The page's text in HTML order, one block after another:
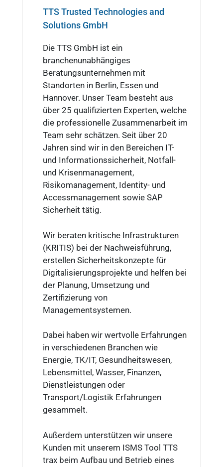
TTS Trusted Technologies and
Solutions GmbH
Die TTS GmbH ist ein
branchenunabhängiges
Beratungsunternehmen mit
Standorten in Berlin, Essen und
Hannover. Unser Team besteht aus
über 25 qualifizierten Experten, welche
die professionelle Zusammenarbeit im
Team sehr schätzen. Seit über 20
Jahren sind wir in den Bereichen IT-
und Informationssicherheit, Notfall-
und Krisenmanagement,
Risikomanagement, Identity- und
Accessmanagement sowie SAP
Sicherheit tätig.
Wir beraten kritische Infrastrukturen
(KRITIS) bei der Nachweisführung,
erstellen Sicherheitskonzepte für
Digitalisierungsprojekte und helfen bei
der Planung, Umsetzung und
Zertifizierung von
Managementsystemen.
Dabei haben wir wertvolle Erfahrungen
in verschiedenen Branchen wie
Energie, TK/IT, Gesundheitswesen,
Lebensmittel, Wasser, Finanzen,
Dienstleistungen oder
Transport/Logistik Erfahrungen
gesammelt.
Außerdem unterstützen wir unsere
Kunden mit unserem ISMS Tool TTS
trax beim Aufbau und Betrieb eines